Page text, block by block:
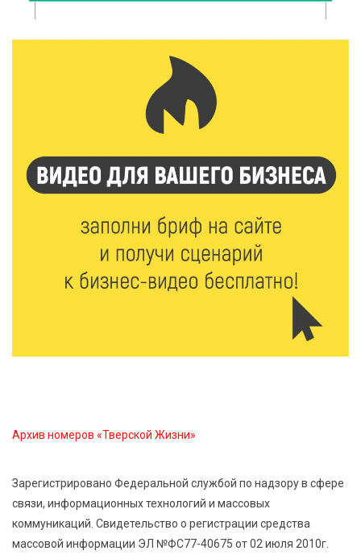
Туристический азарт и командный дух: в
Максатихинском округе завершился молодёжный
Виталий Королев: 58 пространств благоустроят в
Верхневолжье
5 Авг 2026 18:07 578
От Святого Августина до кислотных рейвов:
необычная лекция об истории танцевальной
музыки
Завершается обустройство трассы
5 Авг 2026 16:32 407
приобщают детей к здоровому образу жизни
5 Авг 2026 16:16 111
21 компания Верхневолжья получила статус
Архив номеров «Тверской Жизни»
Зарегистрировано Федеральной службой по надзору в сфере
связи, информационных технологий и массовых
коммуникаций. Свидетельство о регистрации средства
массовой информации ЭЛ №ФС77-40675 от 02 июля 2010г.